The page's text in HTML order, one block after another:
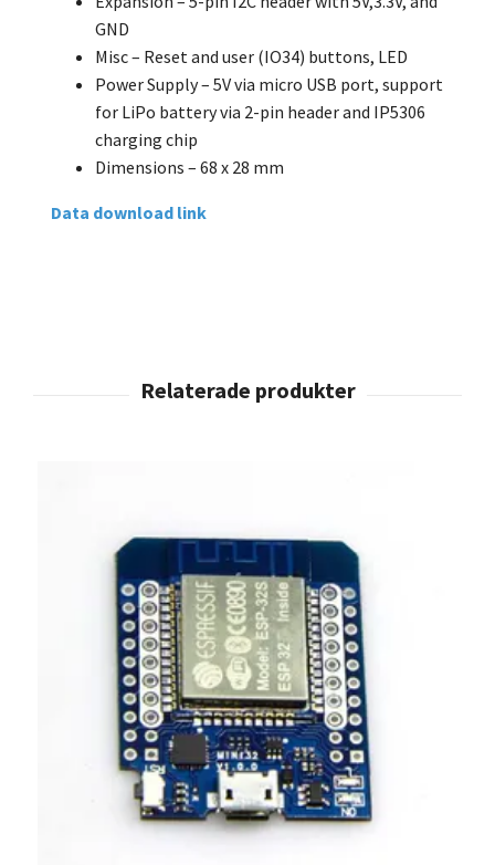
GND
Misc – Reset and user (IO34) buttons, LED
Power Supply – 5V via micro USB port, support
for LiPo battery via 2-pin header and IP5306
charging chip
Dimensions – 68 x 28 mm
Data download link